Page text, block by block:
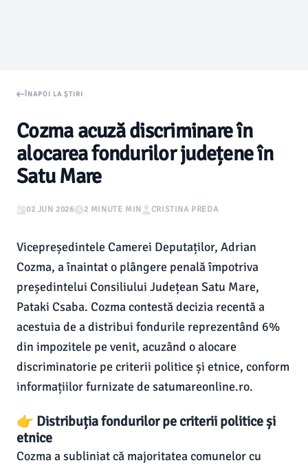
ÎNAPOI LA ȘTIRI
Cozma acuză discriminare în
alocarea fondurilor județene în
Satu Mare
02 JUN 2026 2 MINUTE MIN CRISTINA PREDA
Vicepreședintele Camerei Deputaților, Adrian
Cozma, a înaintat o plângere penală împotriva
președintelui Consiliului Județean Satu Mare,
Pataki Csaba. Cozma contestă decizia recentă a
acestuia de a distribui fondurile reprezentând 6%
din impozitele pe venit, acuzând o alocare
discriminatorie pe criterii politice și etnice, conform
informațiilor furnizate de satumareonline.ro.
👉 Distribuția fondurilor pe criterii politice și
etnice
Cozma a subliniat că majoritatea comunelor cu